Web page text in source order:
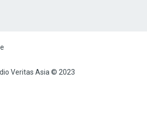
Veritas Asia © 2023